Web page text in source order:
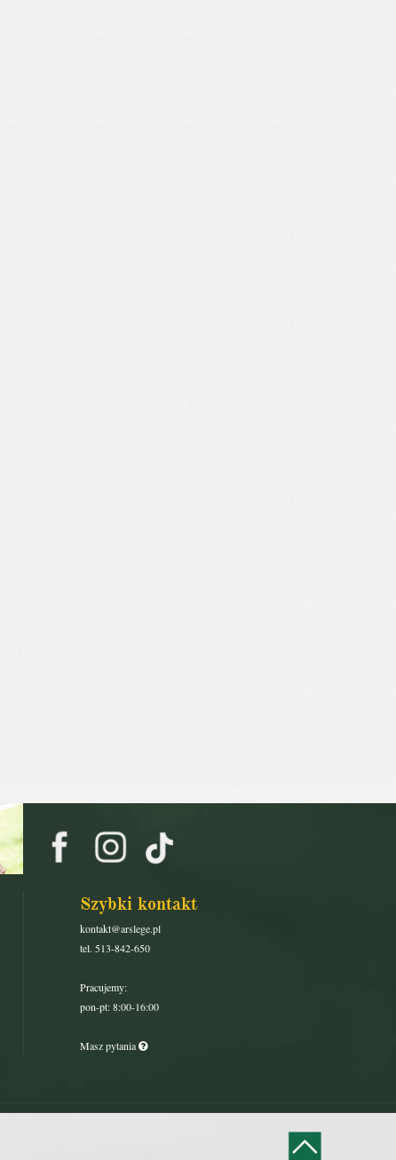
Szybki kontakt
kontakt@arslege.pl
tel. 513-842-650
Pracujemy:
pon-pt: 8:00-16:00
Masz pytania